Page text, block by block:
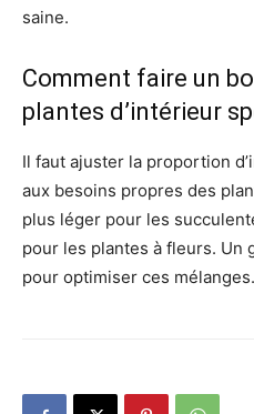
saine.
Comment faire un
plantes d’intérieur
Il faut ajuster la proportion
aux besoins propres des
plus léger pour les
pour les plantes à fleurs. Un
pour optimiser ces mélanges.